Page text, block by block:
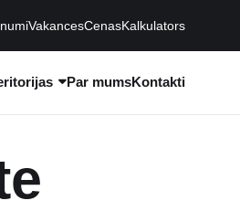
VakancesCenasKalkulators
Par mumsKontakti